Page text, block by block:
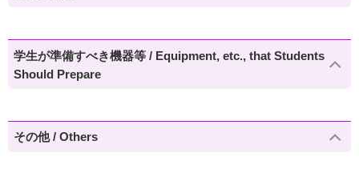
学生が準備すべき機器等 / Equipment, etc., that Students
Should Prepare
その他 / Others